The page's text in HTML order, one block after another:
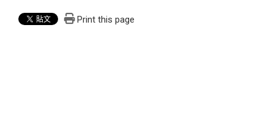
Print this page